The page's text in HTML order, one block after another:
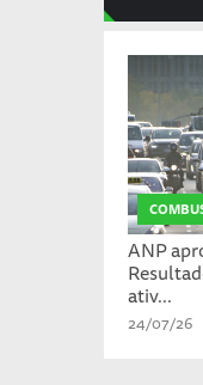
ANP
ativ...
24/07/26